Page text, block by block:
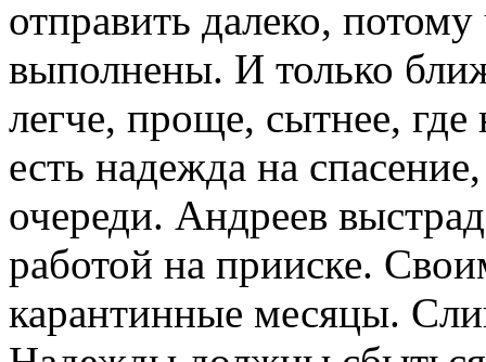
отправить далеко,
выполнены. И только
легче, проще, сытнее, где
есть надежда на
очереди. Андреев
работой на прииске.
карантинные месяцы.